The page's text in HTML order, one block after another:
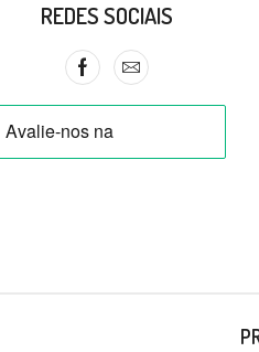
REDES SOCIAIS